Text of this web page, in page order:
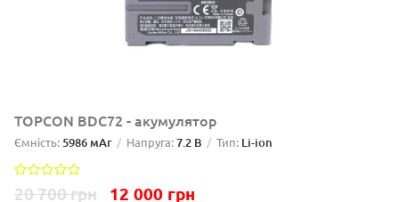
TOPCON BDC72 - акумулятор
Ємність: 5986 мАг Напруга:7.2 В Тип: Li-ion
20 700 грн 12 000 грн